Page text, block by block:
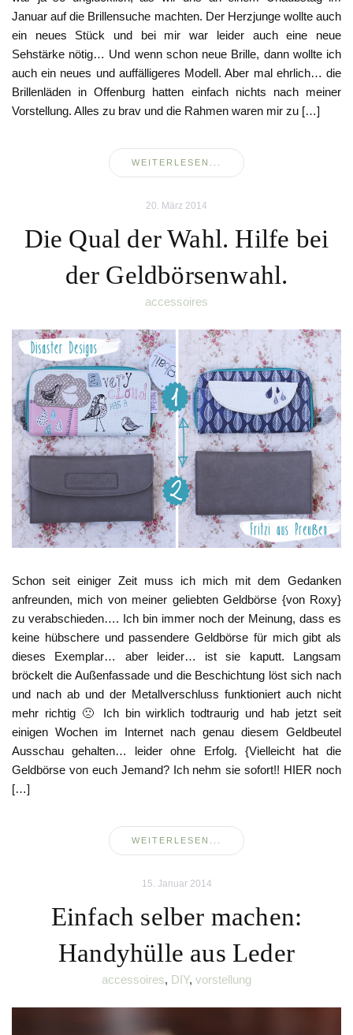
Januar auf die Brillensuche machten. Der Herzjunge wollte auch
ein neues Stück und bei mir war leider auch eine neue
Sehstärke nötig… Und wenn schon neue Brille, dann wollte ich
auch ein neues und auffälligeres Modell. Aber mal ehrlich… die
Brillenläden in Offenburg hatten einfach nichts nach meiner
Vorstellung. Alles zu brav und die Rahmen waren mir zu […]
WEITERLESEN...
20. März 2014
Die Qual der Wahl. Hilfe bei
der Geldbörsenwahl.
accessoires
Schon seit einiger Zeit muss ich mich mit dem Gedanken
anfreunden, mich von meiner geliebten Geldbörse {von Roxy}
zu verabschieden…. Ich bin immer noch der Meinung, dass es
keine hübschere und passendere Geldbörse für mich gibt als
dieses Exemplar… aber leider… ist sie kaputt. Langsam
bröckelt die Außenfassade und die Beschichtung löst sich nach
und nach ab und der Metallverschluss funktioniert auch nicht
mehr richtig 🙁 Ich bin wirklich todtraurig und hab jetzt seit
einigen Wochen im Internet nach genau diesem Geldbeutel
Ausschau gehalten… leider ohne Erfolg. {Vielleicht hat die
Geldbörse von euch Jemand? Ich nehm sie sofort!! HIER noch
[…]
WEITERLESEN...
15. Januar 2014
Einfach selber machen:
Handyhülle aus Leder
accessoires, DIY, vorstellung